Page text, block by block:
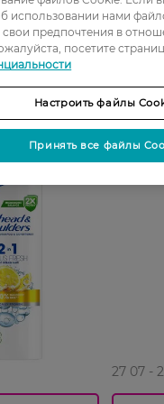
Classic
мл
159,99
-38%
27 07 -
использовании нами
свои предпочтения в
посетите
Настроить файлы
Принять все файлы